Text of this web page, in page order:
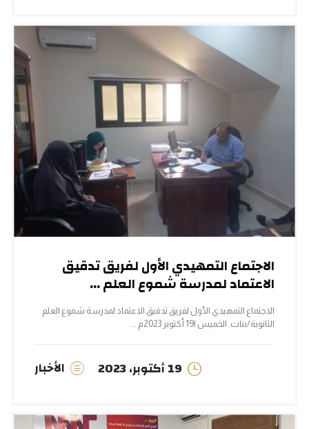
الاجتماع التمهيدي الأول لفريق تدقيق
الاعتماد لمدرسة شموع العلم ...
الاجتماع التمهيدي الأول لفريق تدقيق الاعتماد لمدرسة شموع العلم
الثانوية/بنات. الخميس |19 أكتوبر 2023م ...
19 أكتوبر، 2023 الأخبار